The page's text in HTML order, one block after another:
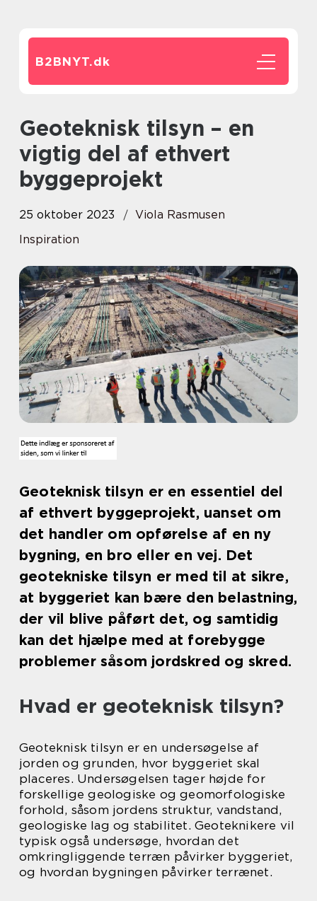
B2BNYT.dk
Geoteknisk tilsyn – en
vigtig del af ethvert
byggeprojekt
25 oktober 2023
Viola Rasmusen
Inspiration
Geoteknisk tilsyn er en essentiel del
af ethvert byggeprojekt, uanset om
det handler om opførelse af en ny
bygning, en bro eller en vej. Det
geotekniske tilsyn er med til at sikre,
at byggeriet kan bære den belastning,
der vil blive påført det, og samtidig
kan det hjælpe med at forebygge
problemer såsom jordskred og skred.
Hvad er geoteknisk tilsyn?
Geoteknisk tilsyn er en undersøgelse af
jorden og grunden, hvor byggeriet skal
placeres. Undersøgelsen tager højde for
forskellige geologiske og geomorfologiske
forhold, såsom jordens struktur, vandstand,
geologiske lag og stabilitet. Geoteknikere vil
typisk også undersøge, hvordan det
omkringliggende terræn påvirker byggeriet,
og hvordan bygningen påvirker terrænet.